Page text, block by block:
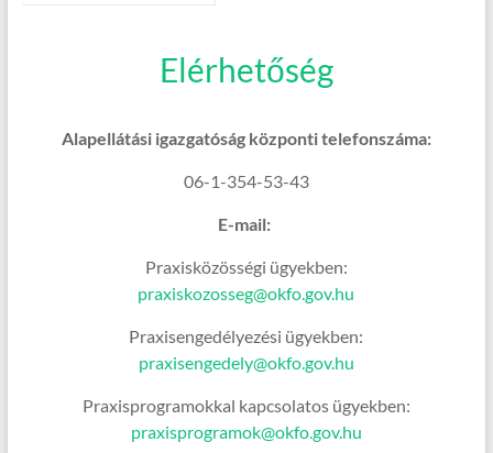
Elérhetőség
Alapellátási igazgatóság központi telefonszáma:
06-1-354-53-43
E-mail:
Praxisközösségi ügyekben:
praxiskozosseg@okfo.gov.hu
Praxisengedélyezési ügyekben:
praxisengedely@okfo.gov.hu
Praxisprogramokkal kapcsolatos ügyekben:
praxisprogramok@okfo.gov.hu